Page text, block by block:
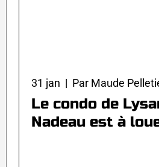
31 jan | Par Maude
Le condo de
Nadeau est à